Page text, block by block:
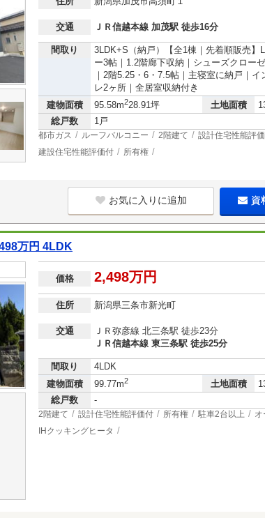
交通 ＪＲ信越本線 加茂駅 徒歩16分
間取り
3LDK+S（納戸）【全1棟｜先着順販売】
ー3帖｜1.2階廊下収納｜シューズクロー
｜2階5.25・6・7.5帖｜主寝室に納戸｜
レ2ヶ所｜全居室収納付き
建物面積
95.58m228.91坪 土地面積
総戸数
1戸
都市ガス ルーフバルコニー 2階建て
設計住宅性能評
建設住宅性能評価付
所有権
お気に入りに追加 資
万円 4LDK
価格 2,498万円
住所 新潟県三条市新光町
交通
ＪＲ弥彦線 北三条駅 徒歩23分
ＪＲ信越本線 東三条駅 徒歩25分
間取り
4LDK
建物面積
99.77m2 土地面積
総戸数 -
2階建て 設計住宅性能評価付 所有権 駐車2台以上
オ
IHクッキングヒータ